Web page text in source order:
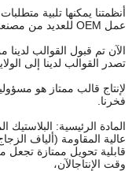
أنظمتنا يمكنها تلبية
عمل OEM للعديد من مصنعي الأجهزة الصحية في الصين
الآن تم قبول القوالب
تصدر القوالب لدينا إلى
لإنتاج قالب ممتاز هو
فخرنا.
المادة الرئيسية: البلاستيك
عالية المقاومة (ألياف
قابلية تحويل ممتازة
وقت الإنتاجالآن،